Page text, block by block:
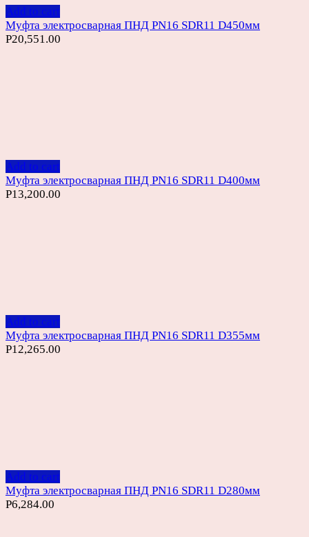
Add to cart
Муфта электросварная ПНД PN16 SDR11 D450мм
Р20,551.00
Add to cart
Муфта электросварная ПНД PN16 SDR11 D400мм
Р13,200.00
Add to cart
Муфта электросварная ПНД PN16 SDR11 D355мм
Р12,265.00
Add to cart
Муфта электросварная ПНД PN16 SDR11 D280мм
Р6,284.00